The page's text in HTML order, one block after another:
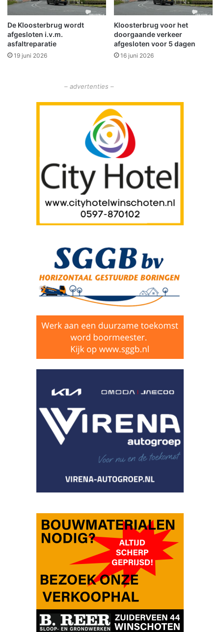
c
h
e
e
m
d
m
'
t
H
a
m
De Kloosterbrug wordt
afgesloten i.v.m.
asfaltreparatie
19 juni 2026
Kloosterbrug voor het
doorgaande verkeer
afgesloten voor 5 dagen
16 juni 2026
– advertenties –